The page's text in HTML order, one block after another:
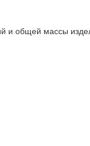
и общей массы